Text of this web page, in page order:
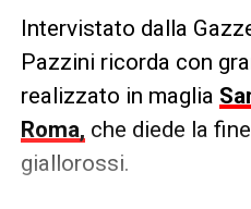
Intervistato dalla
Pazzini ricorda con
realizzato in maglia
Roma, che diede la
giallorossi.